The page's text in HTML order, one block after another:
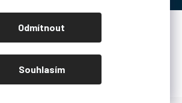
Odmítnout
Souhlasím
. Všechna práva vyhrazena.
Upravit nastavení cookies